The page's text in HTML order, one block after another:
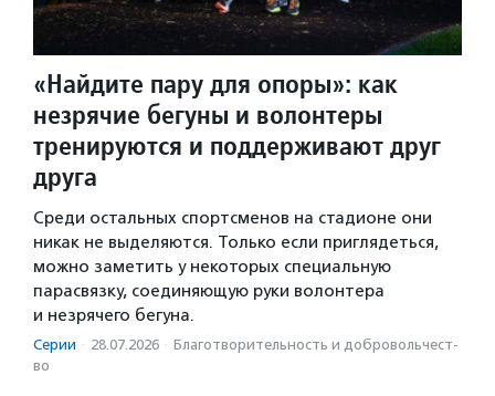
«Найдите пару для опоры»: как
незрячие бегуны и волонтеры
тренируются и поддерживают друг
друга
Среди остальных спортсменов на стадионе они
никак не выделяются. Только если приглядеться,
можно заметить у некоторых специальную
парасвязку, соединяющую руки волонтера
и незрячего бегуна.
Серии · 28.07.2026 · Благотвори­тель­ность и доброволь­чест­
во